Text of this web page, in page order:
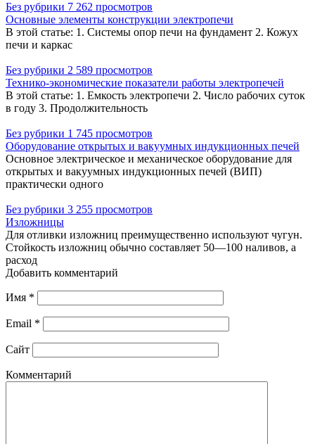
Без рубрики 7 262 просмотров
Основные элементы конструкции электропечи
В этой статье: 1. Системы опор печи на фундамент 2. Кожух
печи и каркас
Без рубрики 2 589 просмотров
Технико-экономические показатели работы электропечей
В этой статье: 1. Емкость электропечи 2. Число рабочих суток
в году 3. Продолжительность
Без рубрики 1 745 просмотров
Оборудование открытых и вакуумных индукционных печей
Основное электрическое и механическое оборудование для
открытых и вакуумных индукционных печей (ВИП)
практически одного
Без рубрики 3 255 просмотров
Изложницы
Для отливки изложниц преимущественно используют чугун.
Стойкость изложниц обычно составляет 50—100 наливов, а
расход
Добавить комментарий
Имя *
Email *
Сайт
Комментарий